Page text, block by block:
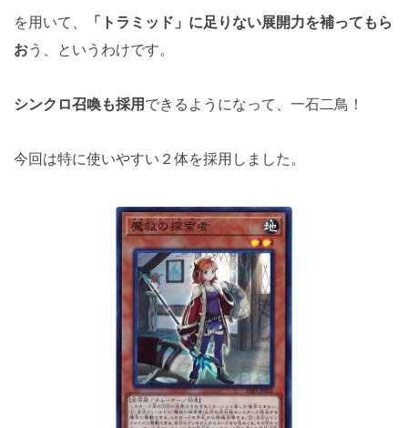
を用いて、
「トラミッド」に足りない展開力を補ってもら
おう、というわけです。
シンクロ召喚も採用できるようになって、一石二鳥！
今回は特に使いやすい２体を採用しました。